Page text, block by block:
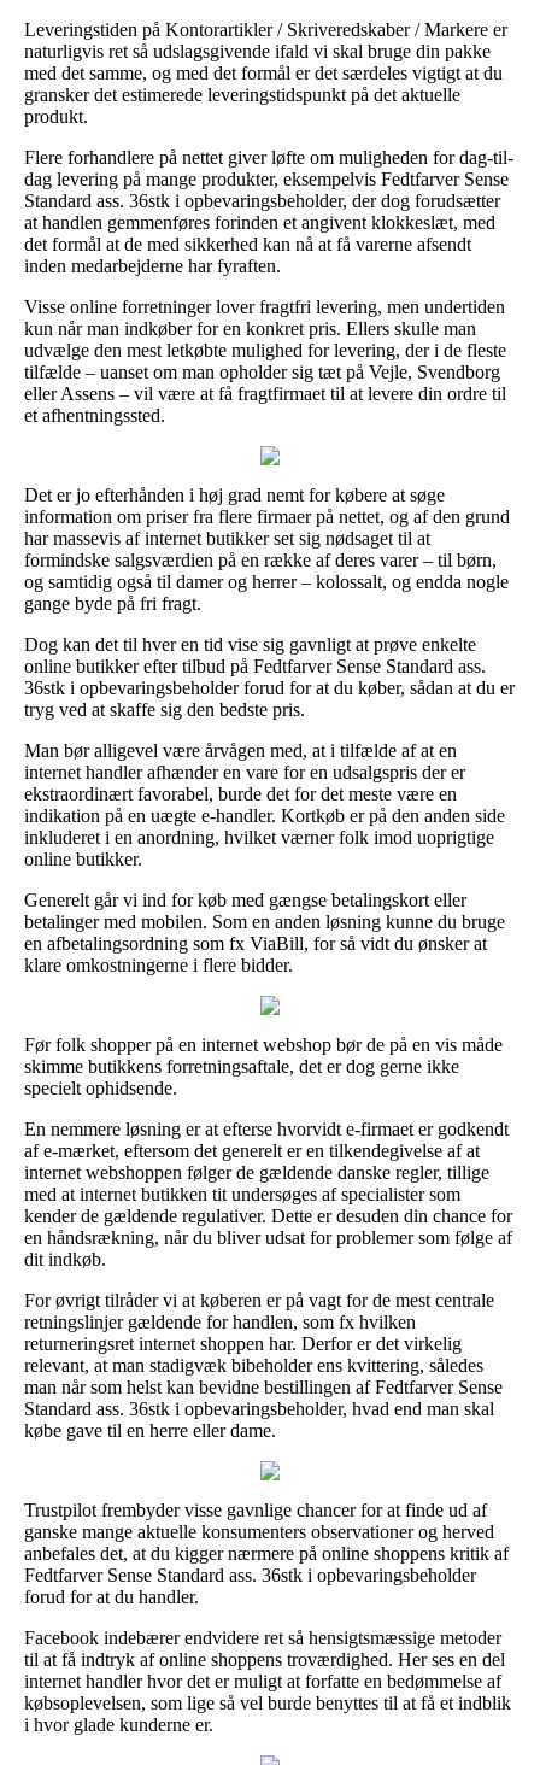
Leveringstiden på Kontorartikler / Skriveredskaber / Markere er
naturligvis ret så udslagsgivende ifald vi skal bruge din pakke
med det samme, og med det formål er det særdeles vigtigt at du
gransker det estimerede leveringstidspunkt på det aktuelle
produkt.
Flere forhandlere på nettet giver løfte om muligheden for dag-til-
dag levering på mange produkter, eksempelvis Fedtfarver Sense
Standard ass. 36stk i opbevaringsbeholder, der dog forudsætter
at handlen gemmenføres forinden et angivent klokkeslæt, med
det formål at de med sikkerhed kan nå at få varerne afsendt
inden medarbejderne har fyraften.
Visse online forretninger lover fragtfri levering, men undertiden
kun når man indkøber for en konkret pris. Ellers skulle man
udvælge den mest letkøbte mulighed for levering, der i de fleste
tilfælde – uanset om man opholder sig tæt på Vejle, Svendborg
eller Assens – vil være at få fragtfirmaet til at levere din ordre til
et afhentningssted.
Det er jo efterhånden i høj grad nemt for købere at søge
information om priser fra flere firmaer på nettet, og af den grund
har massevis af internet butikker set sig nødsaget til at
formindske salgsværdien på en række af deres varer – til børn,
og samtidig også til damer og herrer – kolossalt, og endda nogle
gange byde på fri fragt.
Dog kan det til hver en tid vise sig gavnligt at prøve enkelte
online butikker efter tilbud på Fedtfarver Sense Standard ass.
36stk i opbevaringsbeholder forud for at du køber, sådan at du er
tryg ved at skaffe sig den bedste pris.
Man bør alligevel være årvågen med, at i tilfælde af at en
internet handler afhænder en vare for en udsalgspris der er
ekstraordinært favorabel, burde det for det meste være en
indikation på en uægte e-handler. Kortkøb er på den anden side
inkluderet i en anordning, hvilket værner folk imod uoprigtige
online butikker.
Generelt går vi ind for køb med gængse betalingskort eller
betalinger med mobilen. Som en anden løsning kunne du bruge
en afbetalingsordning som fx ViaBill, for så vidt du ønsker at
klare omkostningerne i flere bidder.
Før folk shopper på en internet webshop bør de på en vis måde
skimme butikkens forretningsaftale, det er dog gerne ikke
specielt ophidsende.
En nemmere løsning er at efterse hvorvidt e-firmaet er godkendt
af e-mærket, eftersom det generelt er en tilkendegivelse af at
internet webshoppen følger de gældende danske regler, tillige
med at internet butikken tit undersøges af specialister som
kender de gældende regulativer. Dette er desuden din chance for
en håndsrækning, når du bliver udsat for problemer som følge af
dit indkøb.
For øvrigt tilråder vi at køberen er på vagt for de mest centrale
retningslinjer gældende for handlen, som fx hvilken
returneringsret internet shoppen har. Derfor er det virkelig
relevant, at man stadigvæk bibeholder ens kvittering, således
man når som helst kan bevidne bestillingen af Fedtfarver Sense
Standard ass. 36stk i opbevaringsbeholder, hvad end man skal
købe gave til en herre eller dame.
Trustpilot frembyder visse gavnlige chancer for at finde ud af
ganske mange aktuelle konsumenters observationer og herved
anbefales det, at du kigger nærmere på online shoppens kritik af
Fedtfarver Sense Standard ass. 36stk i opbevaringsbeholder
forud for at du handler.
Facebook indebærer endvidere ret så hensigtsmæssige metoder
til at få indtryk af online shoppens troværdighed. Her ses en del
internet handler hvor det er muligt at forfatte en bedømmelse af
købsoplevelsen, som lige så vel burde benyttes til at få et indblik
i hvor glade kunderne er.